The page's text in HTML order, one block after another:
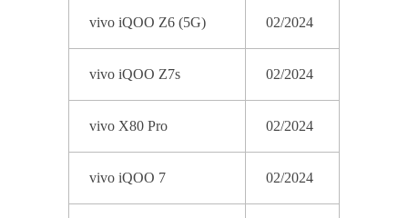
vivo iQOO Z6 (5G) 02/2024
vivo iQOO Z7s 02/2024
vivo X80 Pro 02/2024
vivo iQOO 7 02/2024